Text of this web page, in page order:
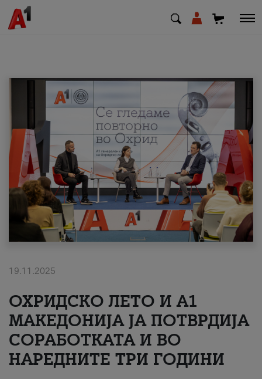
МК SQ
Приватни Деловни
Поддршка
Надополни кредит
#ПодобарОнлајн
19.11.2025
ОХРИДСКО ЛЕТО И A1
МАКЕДОНИЈА ЈА ПОТВРДИЈА
СОРАБОТКАТА И ВО
НАРЕДНИТЕ ТРИ ГОДИНИ